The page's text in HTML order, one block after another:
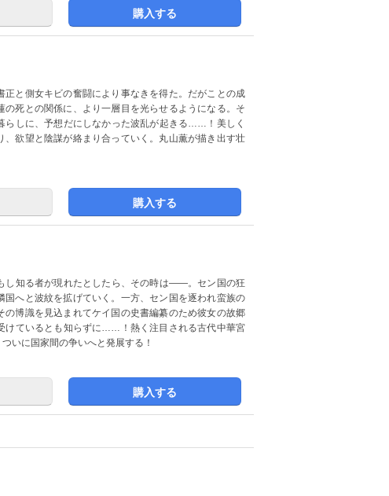
購入する
と側女キビの奮闘により事なきを得た。だがことの成
死との関係に、より一層目を光らせるようになる。そ
らしに、予想だにしなかった波乱が起きる……！美しく
欲望と陰謀が絡まり合っていく。丸山薫が描き出す壮
購入する
し知る者が現れたとしたら、その時は――。セン国の狂
へと波紋を拡げていく。一方、セン国を逐われ蛮族の
博識を見込まれてケイ国の史書編纂のため彼女の故郷
けているとも知らずに……！熱く注目される古代中華宮
いに国家間の争いへと発展する！
購入する